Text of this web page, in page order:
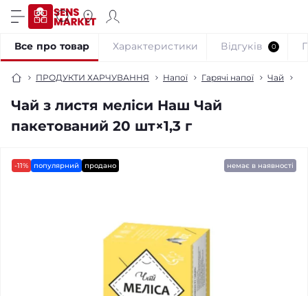
ПРОДУКТИ ХАРЧУВАННЯ Напої Гарячі напої Чай
Чай з листя меліси Наш Чай
пакетований 20 шт×1,3 г
Все про товар Характеристики Відгуків 0
-11% популярний продано немає в наявності